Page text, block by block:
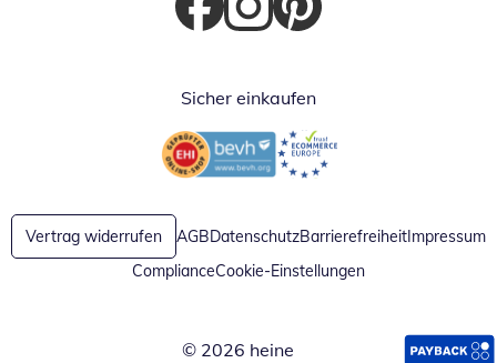
Öffnet in neuem Fenster
Öffnet in neuem Fenster
Öffnet in neuem Fenster
Sicher einkaufen
Öffnet in neuem FensterÖffnet in neuem Fenster
Vertrag widerrufen AGBDatenschutzBarrierefreiheitImpressum
ComplianceCookie-Einstellungen
© 2026 heine